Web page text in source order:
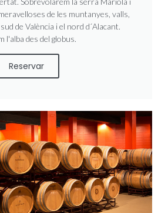
de les muntanyes, valls,
de València i el nord d´Alacant.
l'alba des del globus.
Reservar